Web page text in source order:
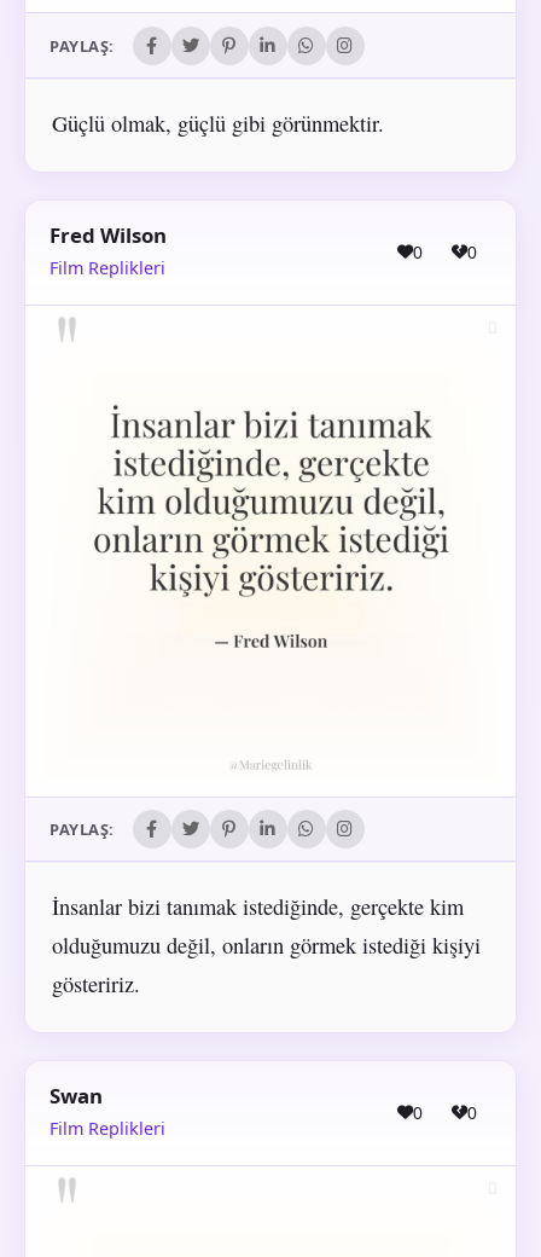
PAYLAŞ:
Güçlü olmak, güçlü gibi görünmektir.
Fred Wilson
Film Replikleri
0 0
PAYLAŞ:
İnsanlar bizi tanımak istediğinde, gerçekte kim
olduğumuzu değil, onların görmek istediği kişiyi
gösteririz.
Swan
Film Replikleri
0 0